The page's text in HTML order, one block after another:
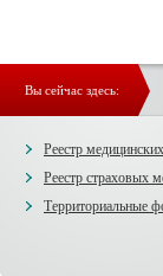
Вы сейчас здесь:
Реестр
Реестр страховых
Территориальные